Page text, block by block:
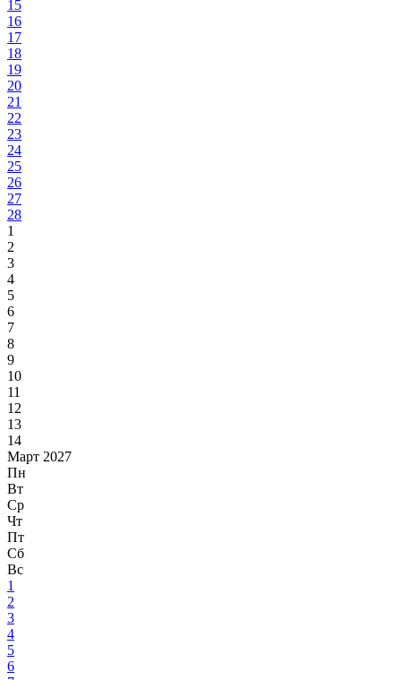
15
16
17
18
19
20
21
22
23
24
25
26
27
28
1
2
3
4
5
6
7
8
9
10
11
12
13
14
Март 2027
Пн
Вт
Ср
Чт
Пт
Сб
Вс
1
2
3
4
5
6